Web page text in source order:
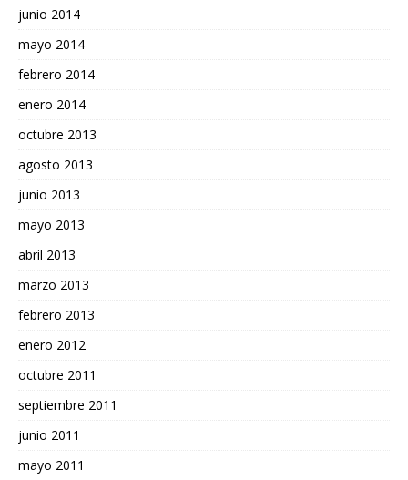
junio 2014
mayo 2014
febrero 2014
enero 2014
octubre 2013
agosto 2013
junio 2013
mayo 2013
abril 2013
marzo 2013
febrero 2013
enero 2012
octubre 2011
septiembre 2011
junio 2011
mayo 2011